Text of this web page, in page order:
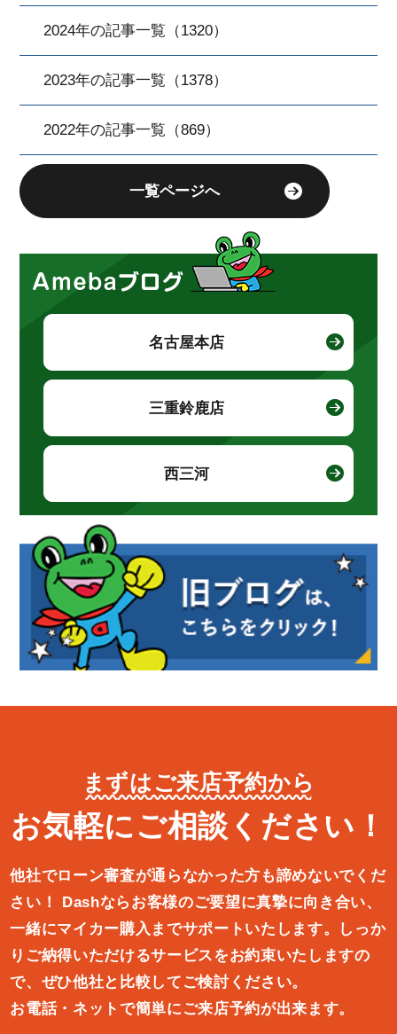
2024年の記事一覧（1320）
2023年の記事一覧（1378）
2022年の記事一覧（869）
一覧ページへ
名古屋本店
三重鈴鹿店
西三河
まずはご来店予約から
お気軽にご相談ください！
他社でローン審査が通らなかった方も諦めないでくだ
さい！
Dashならお客様のご要望に真摯に向き合い、
一緒にマイカー購入ま でサポートいたします。しっか
りご納得いただけるサービスをお約束いたしますの
で、ぜひ他社と比較してご検討ください。
お電話・ネットで簡単にご来店予約が出来ます。